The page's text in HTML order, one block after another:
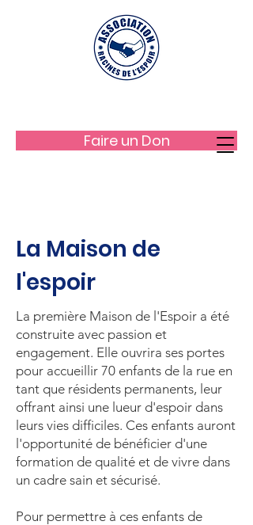
Faire un Don
La Maison de
l'espoir
La première Maison de l'Espoir a été
construite avec passion et
engagement. Elle ouvrira ses portes
pour accueillir 70 enfants de la rue en
tant que résidents permanents, leur
offrant ainsi une lueur d'espoir dans
leurs vies difficiles. Ces enfants auront
l'opportunité de bénéficier d'une
formation de qualité et de vivre dans
un cadre sain et sécurisé.
Pour permettre à ces enfants de